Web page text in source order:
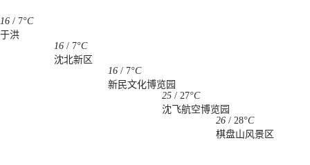
16 / 7°C
于洪
16 / 7°C
沈北新区
16 / 7°C
新民文化博览园
25 / 27°C
沈飞航空博览园
26 / 28°C
棋盘山风景区